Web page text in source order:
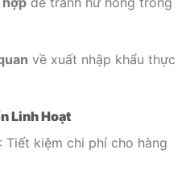
về xuất nhập khẩu thực
Linh Hoạt
: Tiết kiệm chi phí cho hàng